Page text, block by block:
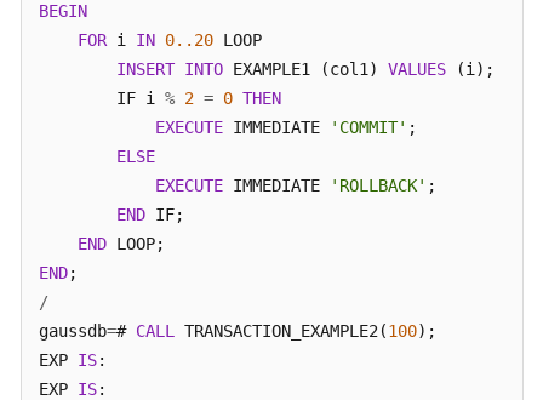
系
BEGIN
FOR i IN 0. .20 LOOP
INSERT INTO EXAMPLE1 (col1) VALUES (i);
        IF i
% 2 = 0 THEN
EXECUTE IMMEDIATE 'COMMIT' ;
ELSE
EXECUTE IMMEDIATE 'ROLLBACK' ;
END IF;
END
END
/
gaussdb=# CALL TRANSACTION_EXAMPLE2(100);
EXP IS:
EXP IS: